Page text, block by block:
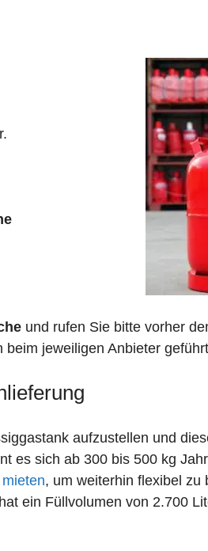
und rufen Sie bitte vorher
jeweiligen Anbieter
aufzustellen und
es sich ab 300 bis 500 kg
, um weiterhin flexibel zu
ein Füllvolumen von 2.700